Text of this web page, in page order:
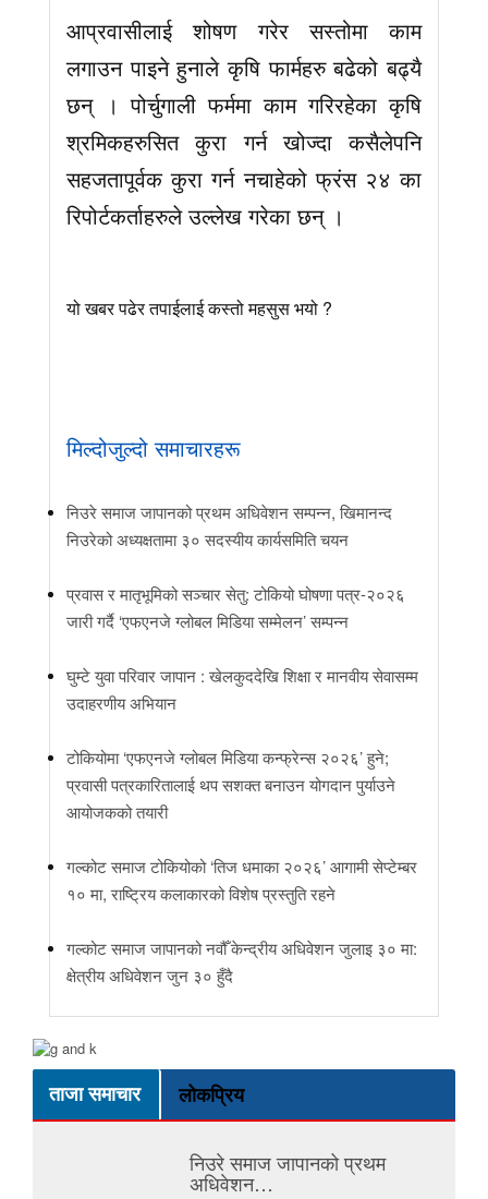
आप्रवासीलाई शोषण गरेर सस्तोमा काम
लगाउन पाइने हुनाले कृषि फार्महरु बढेको बढ्यै
छन् । पोर्चुगाली फर्ममा काम गरिरहेका कृषि
श्रमिकहरुसित कुरा गर्न खोज्दा कसैलेपनि
सहजतापूर्वक कुरा गर्न नचाहेको फ्रंस २४ का
रिपोर्टकर्ताहरुले उल्लेख गरेका छन् ।
यो खबर पढेर तपाईलाई कस्तो महसुस भयो ?
मिल्दोजुल्दो समाचारहरू
निउरे समाज जापानको प्रथम अधिवेशन सम्पन्न, खिमानन्द
निउरेको अध्यक्षतामा ३० सदस्यीय कार्यसमिति चयन
प्रवास र मातृभूमिको सञ्चार सेतु: टोकियो घोषणा पत्र-२०२६
जारी गर्दै ‘एफएनजे ग्लोबल मिडिया सम्मेलन’ सम्पन्न
घुम्टे युवा परिवार जापान : खेलकुददेखि शिक्षा र मानवीय सेवासम्म
उदाहरणीय अभियान
टोकियोमा ‘एफएनजे ग्लोबल मिडिया कन्फ्रेन्स २०२६’ हुने;
प्रवासी पत्रकारितालाई थप सशक्त बनाउन योगदान पुर्याउने
आयोजकको तयारी
गल्कोट समाज टोकियोको ‘तिज धमाका २०२६’ आगामी सेप्टेम्बर
१० मा, राष्ट्रिय कलाकारको विशेष प्रस्तुति रहने
गल्कोट समाज जापानको नवौँ केन्द्रीय अधिवेशन जुलाइ ३० मा:
क्षेत्रीय अधिवेशन जुन ३० हुँदै
ताजा समाचार लोकप्रिय
निउरे समाज जापानको प्रथम
अधिवेशन…